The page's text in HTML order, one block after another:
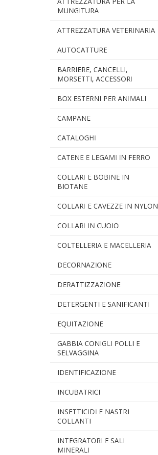
MUNGITURA
ATTREZZATURA VETERINARIA
AUTOCATTURE
BARRIERE, CANCELLI,
MORSETTI, ACCESSORI
BOX ESTERNI PER ANIMALI
CAMPANE
CATALOGHI
CATENE E LEGAMI IN FERRO
COLLARI E BOBINE IN
BIOTANE
COLLARI E CAVEZZE IN NYLON
COLLARI IN CUOIO
COLTELLERIA E MACELLERIA
DECORNAZIONE
DERATTIZZAZIONE
DETERGENTI E SANIFICANTI
EQUITAZIONE
GABBIA CONIGLI POLLI E
SELVAGGINA
IDENTIFICAZIONE
INCUBATRICI
INSETTICIDI E NASTRI
COLLANTI
INTEGRATORI E SALI
MINERALI